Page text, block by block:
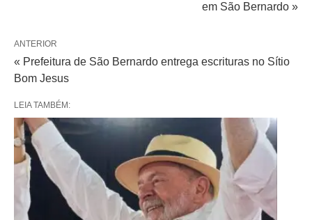
em São Bernardo »
ANTERIOR
« Prefeitura de São Bernardo entrega escrituras no Sítio
Bom Jesus
LEIA TAMBÉM: